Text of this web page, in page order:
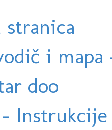
stranica
i
doo
-